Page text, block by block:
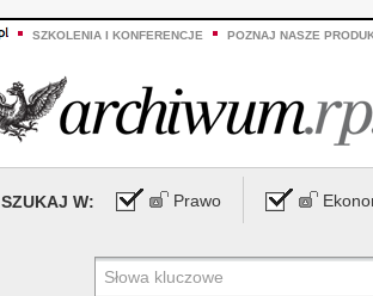
SZKOLENIA I KONFERENCJE POZNAJ NASZE
SZUKAJ W: Prawo